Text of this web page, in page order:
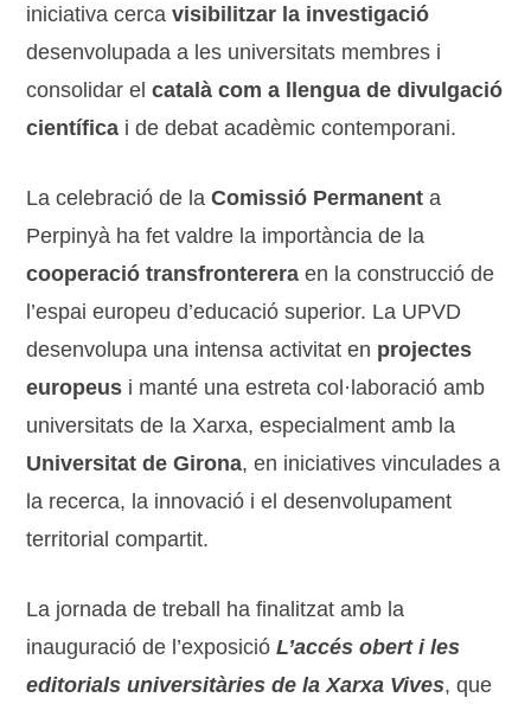
iniciativa cercavisibilitzar la investigació
desenvolupada a les universitats membres i
consolidar elcatalà com a llengua de divulgació
científica i de debat acadèmic contemporani.
La celebració de laComissió Permanent a
Perpinyà ha fet valdre la importància de la
cooperació transfronterera en la construcció de
l’espai europeu d’educació superior. La UPVD
desenvolupa una intensa activitat en projectes
europeus i manté una estreta col·laboració amb
universitats de la Xarxa, especialment amb la
Universitat de Girona, en iniciatives vinculades a
la recerca, la innovació i el desenvolupament
territorial compartit.
La jornada de treball ha finalitzat amb la
inauguració de l’exposicióL’accés obert i les
editorials universitàries de la Xarxa Vives, que